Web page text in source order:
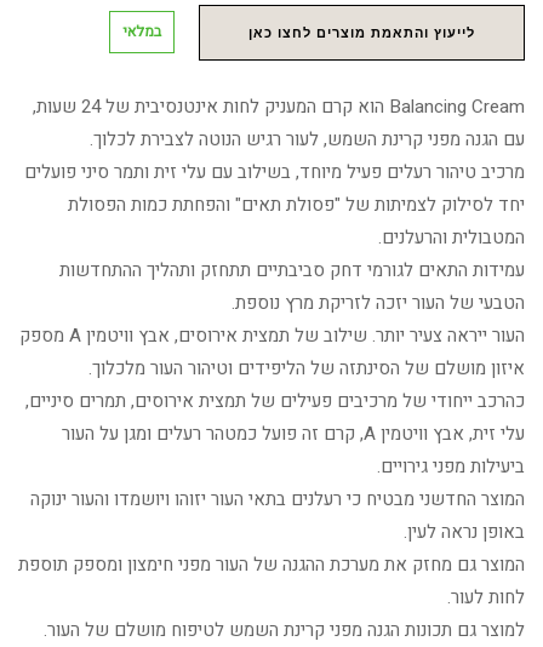
לייעוץ והתאמת מוצרים לחצו כאן במלאי
Balancing Cream הוא קרם המעניק לחות אינטנסיבית של 24 שעות,
עם הגנה מפני קרינת השמש, לעור רגיש הנוטה לצבירת לכלוך.
מרכיב טיהור רעלים פעיל מיוחד, בשילוב עם עלי זית ותמר סיני פועלים
יחד לסילוק לצמיתות של "פסולת תאים" והפחתת כמות הפסולת
המטבולית והרעלנים.
עמידות התאים לגורמי דחק סביבתיים תתחזק ותהליך ההתחדשות
הטבעי של העור יזכה לזריקת מרץ נוספת.
העור ייראה צעיר יותר. שילוב של תמצית אירוסים, אבץ וויטמין A מספק
איזון מושלם של הסינתזה של הליפידים וטיהור העור מלכלוך.
כהרכב ייחודי של מרכיבים פעילים של תמצית אירוסים, תמרים סיניים,
עלי זית, אבץ וויטמין A, קרם זה פועל כמטהר רעלים ומגן על העור
ביעילות מפני גירויים.
המוצר החדשני מבטיח כי רעלנים בתאי העור יזוהו ויושמדו והעור ינוקה
באופן נראה לעין.
המוצר גם מחזק את מערכת ההגנה של העור מפני חימצון ומספק תוספת
לחות לעור.
למוצר גם תכונות הגנה מפני קרינת השמש לטיפוח מושלם של העור.